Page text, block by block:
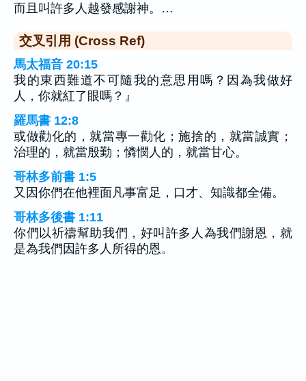
而且叫許多人越發感謝神。…
交叉引用 (Cross Ref)
馬太福音 20:15
我的東西難道不可隨我的意思用嗎？因為我做好
人，你就紅了眼嗎？』
羅馬書 12:8
或做勸化的，就當專一勸化；施捨的，就當誠實；
治理的，就當殷勤；憐憫人的，就當甘心。
哥林多前書 1:5
又因你們在他裡面凡事富足，口才、知識都全備。
哥林多後書 1:11
你們以祈禱幫助我們，好叫許多人為我們謝恩，就
是為我們因許多人所得的恩。